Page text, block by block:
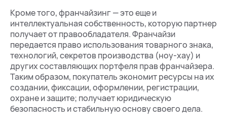
Кроме того, франчайзинг — это еще и
интеллектуальная собственность, которую партнер
получает от правообладателя. Франчайзи
передается право использования товарного знака,
технологий, секретов производства (ноу-хау) и
других составляющих портфеля прав франчайзера.
Таким образом, покупатель экономит ресурсы на их
создании, фиксации, оформлении, регистрации,
охране и защите; получает юридическую
безопасность и стабильную основу своего дела.